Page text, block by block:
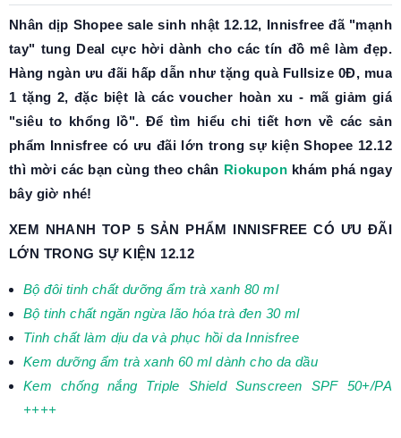
Nhân dịp Shopee sale sinh nhật 12.12, Innisfree đã "mạnh
tay" tung Deal cực hời dành cho các tín đồ mê làm đẹp.
Hàng ngàn ưu đãi hấp dẫn như tặng quà Fullsize 0Đ, mua
1 tặng 2, đặc biệt là các voucher hoàn xu - mã giảm giá
"siêu to khổng lồ". Để tìm hiểu chi tiết hơn về các sản
phẩm Innisfree có ưu đãi lớn trong sự kiện Shopee 12.12
thì mời các bạn cùng theo chân Riokuponkhám phá ngay
bây giờ nhé!
XEM NHANH TOP 5 SẢN PHẨM INNISFREE CÓ ƯU ĐÃI
LỚN TRONG SỰ KIỆN 12.12
Bộ đôi tinh chất dưỡng ẩm trà xanh 80 ml
Bộ tinh chất ngăn ngừa lão hóa trà đen 30 ml
Tinh chất làm dịu da và phục hồi da Innisfree
Kem dưỡng ẩm trà xanh 60 ml dành cho da dầu
Kem chống nắng Triple Shield Sunscreen SPF 50+/PA
++++